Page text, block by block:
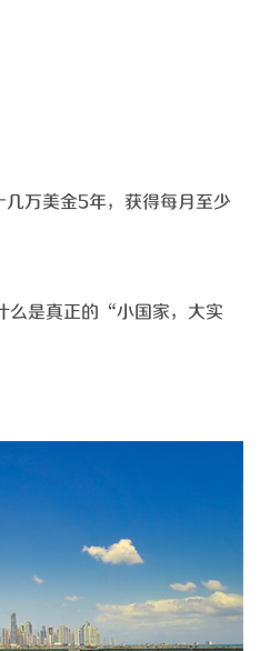
万美金5年，获得每月至少
么是真正的 “小国家，大实